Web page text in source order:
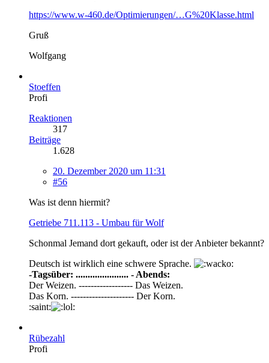
https://www.w-460.de/Optimierungen/…G%20Klasse.html
Gruß
Wolfgang
Stoeffen
Profi
Reaktionen
317
Beiträge
1.628
20. Dezember 2020 um 11:31
#56
Was ist denn hiermit?
Getriebe 711.113 - Umbau für Wolf
Schonmal Jemand dort gekauft, oder ist der Anbieter bekannt?
Deutsch ist wirklich eine schwere Sprache.
-Tagsüber: ...................... - Abends:
Der Weizen. ------------------ Das Weizen.
Das Korn. --------------------- Der Korn.
:saint:
Rübezahl
Profi